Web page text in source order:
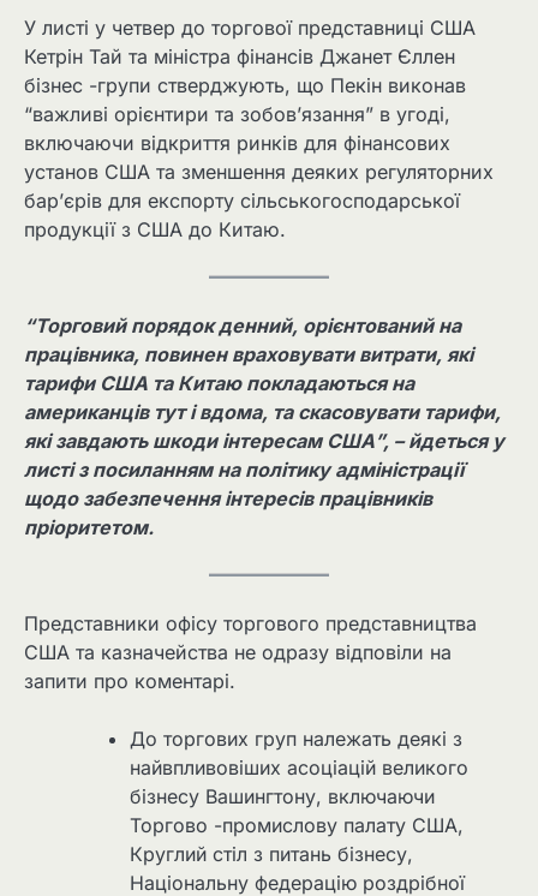
У листі у четвер до торгової представниці США
Кетрін Тай та міністра фінансів Джанет Єллен
бізнес -групи стверджують, що Пекін виконав
“важливі орієнтири та зобов’язання” в угоді,
включаючи відкриття ринків для фінансових
установ США та зменшення деяких регуляторних
бар’єрів для експорту сільськогосподарської
продукції з США до Китаю.
“Торговий порядок денний, орієнтований на
працівника, повинен враховувати витрати, які
тарифи США та Китаю покладаються на
американців тут і вдома, та скасовувати тарифи,
які завдають шкоди інтересам США”, – йдеться у
листі з посиланням на політику адміністрації
щодо забезпечення інтересів працівників
пріоритетом.
Представники офісу торгового представництва
США та казначейства не одразу відповіли на
запити про коментарі.
До торгових груп належать деякі з
найвпливовіших асоціацій великого
бізнесу Вашингтону, включаючи
Торгово -промислову палату США,
Круглий стіл з питань бізнесу,
Національну федерацію роздрібної